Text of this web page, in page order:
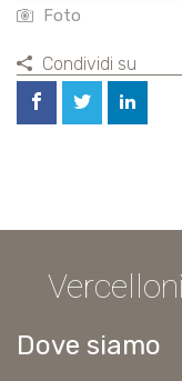
Foto
Condividi su
Dove siamo